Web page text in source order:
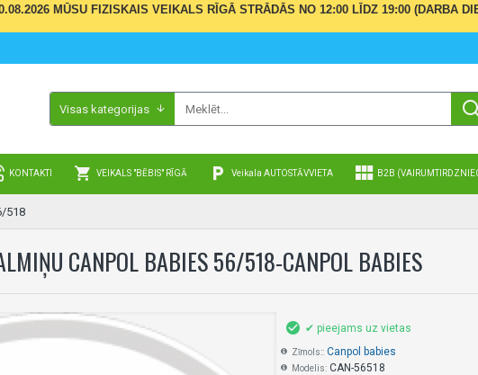
MŪSU FIZISKAIS VEIKALS RĪGĀ STRĀDĀS NO 12:00 LĪDZ 19:00 (DARBA
Visas kategorijas
KONTAKTI VEIKALS "BĒBIS" RĪGĀ Veikala AUTOSTĀVVIETA B2B
518
CANPOL BABIES 56/518-CANPOL BABIES
✔ pieejams uz vietas
Zīmols:: Canpol babies
Modelis: CAN-56518